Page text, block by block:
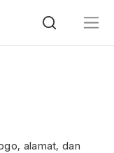
alamat, dan